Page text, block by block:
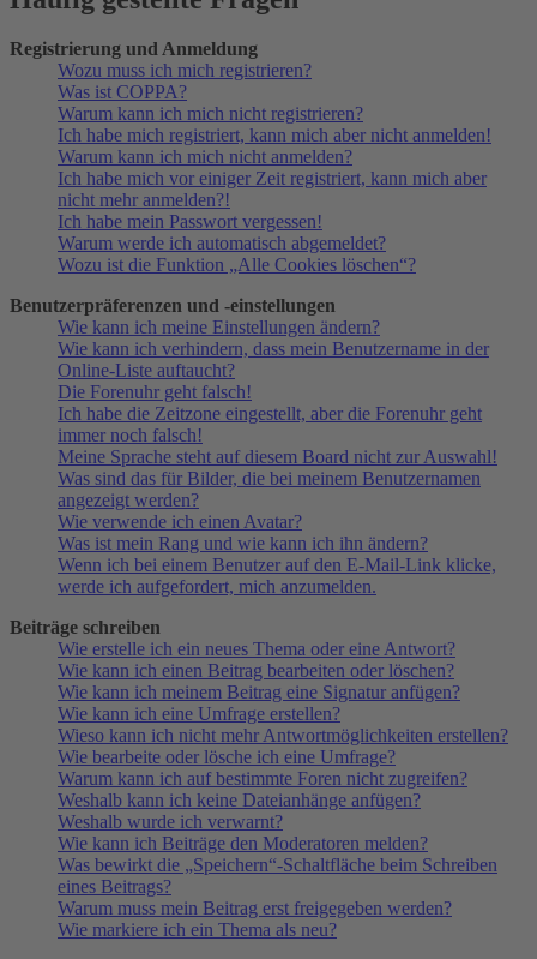
Registrierung und Anmeldung
Wozu muss ich mich registrieren?
Was ist COPPA?
Warum kann ich mich nicht registrieren?
Ich habe mich registriert, kann mich aber nicht anmelden!
Warum kann ich mich nicht anmelden?
Ich habe mich vor einiger Zeit registriert, kann mich aber
nicht mehr anmelden?!
Ich habe mein Passwort vergessen!
Warum werde ich automatisch abgemeldet?
Wozu ist die Funktion „Alle Cookies löschen“?
Benutzerpräferenzen und -einstellungen
Wie kann ich meine Einstellungen ändern?
Wie kann ich verhindern, dass mein Benutzername in der
Online-Liste auftaucht?
Die Forenuhr geht falsch!
Ich habe die Zeitzone eingestellt, aber die Forenuhr geht
immer noch falsch!
Meine Sprache steht auf diesem Board nicht zur Auswahl!
Was sind das für Bilder, die bei meinem Benutzernamen
angezeigt werden?
Wie verwende ich einen Avatar?
Was ist mein Rang und wie kann ich ihn ändern?
Wenn ich bei einem Benutzer auf den E-Mail-Link klicke,
werde ich aufgefordert, mich anzumelden.
Beiträge schreiben
Wie erstelle ich ein neues Thema oder eine Antwort?
Wie kann ich einen Beitrag bearbeiten oder löschen?
Wie kann ich meinem Beitrag eine Signatur anfügen?
Wie kann ich eine Umfrage erstellen?
Wieso kann ich nicht mehr Antwortmöglichkeiten erstellen?
Wie bearbeite oder lösche ich eine Umfrage?
Warum kann ich auf bestimmte Foren nicht zugreifen?
Weshalb kann ich keine Dateianhänge anfügen?
Weshalb wurde ich verwarnt?
Wie kann ich Beiträge den Moderatoren melden?
Was bewirkt die „Speichern“-Schaltfläche beim Schreiben
eines Beitrags?
Warum muss mein Beitrag erst freigegeben werden?
Wie markiere ich ein Thema als neu?